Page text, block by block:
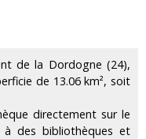
de la Dordogne (24),
de 13.06 km², soit
directement sur le
à des bibliothèques et